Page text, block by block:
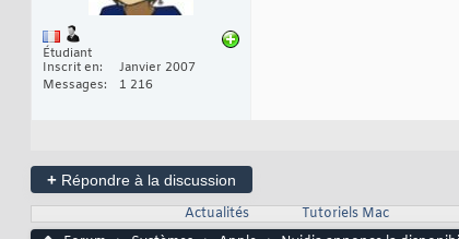
Étudiant
Inscrit en
Janvier 2007
Messages
1 216
+ Répondre à la discussion
Actualités
Tutoriels Mac